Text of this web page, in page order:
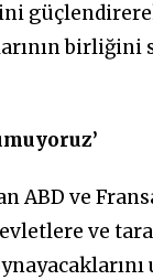
birliğini
ABD ve
ve